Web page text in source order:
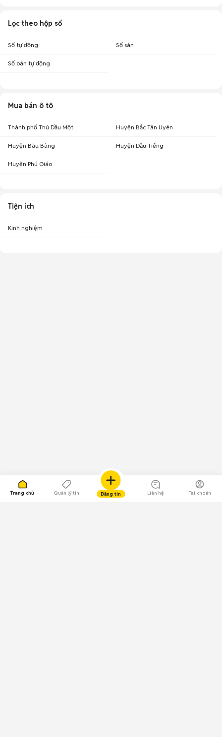
Trang chủ Quản lý tin Đăng tin Liên hệ Tài khoản
Lọc theo hộp số
Số tự động Số sàn
Số bán tự động
Mua bán ô tô
Thành phố Thủ Dầu Một Huyện Bắc Tân Uyên
Huyện Bàu Bàng Huyện Dầu Tiếng
Huyện Phú Giáo
Tiện ích
Kinh nghiệm